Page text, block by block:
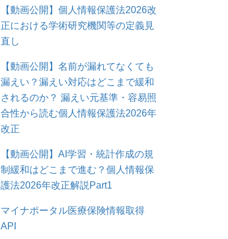
【動画公開】個人情報保護法2026改
正における学術研究機関等の定義見
直し
【動画公開】名前が漏れてなくても
漏えい？漏えい対応はどこまで緩和
されるのか？ 漏えい元基準・容易照
合性から読む個人情報保護法2026年
改正
【動画公開】AI学習・統計作成の規
制緩和はどこまで進む？個人情報保
護法2026年改正解説Part1
マイナポータル医療保険情報取得
API